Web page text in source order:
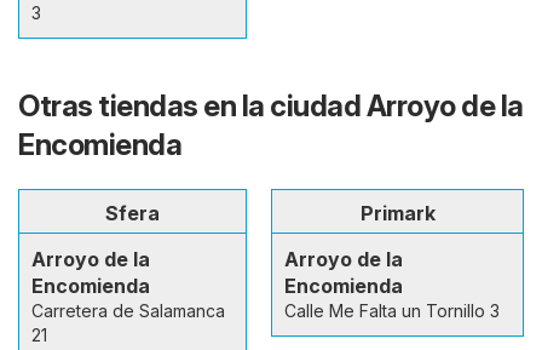
3
Otras tiendas en la ciudad Arroyo de la
Encomienda
Sfera
Arroyo de la
Encomienda
Carretera de Salamanca
21
Primark
Arroyo de la
Encomienda
Calle Me Falta un Tornillo 3